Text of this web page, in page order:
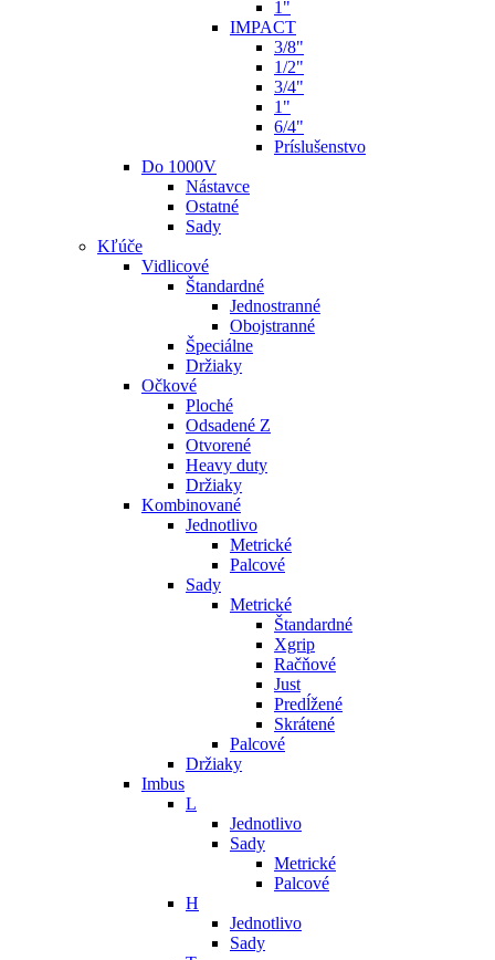
1"
IMPACT
3/8"
1/2"
3/4"
1"
6/4"
Príslušenstvo
Do 1000V
Nástavce
Ostatné
Sady
Kľúče
Vidlicové
Štandardné
Jednostranné
Obojstranné
Špeciálne
Držiaky
Očkové
Ploché
Odsadené Z
Otvorené
Heavy duty
Držiaky
Kombinované
Jednotlivo
Metrické
Palcové
Sady
Metrické
Štandardné
Xgrip
Račňové
Just
Predĺžené
Skrátené
Palcové
Držiaky
Imbus
L
Jednotlivo
Sady
Metrické
Palcové
H
Jednotlivo
Sady